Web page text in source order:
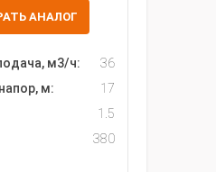
АНАЛОГ
м3/ч:
36
м:
17
1.5
380